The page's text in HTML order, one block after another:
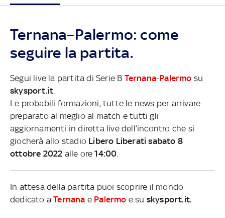
Ternana–Palermo: come
seguire la partita.
Segui live la partita di Serie B Ternana-Palermo su
skysport.it
Le probabili formazioni, tutte le news per arrivare
preparato al meglio al match e tutti gli
aggiornamenti in diretta live dell’incontro che si
giocherà allo stadio Libero Liberati sabato 8
ottobre 2022 alle ore14:00
In attesa della partita puoi scoprire il mondo
dedicato aTernana e Palermo e su skysport.it.